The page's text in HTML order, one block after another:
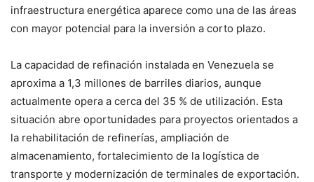
infraestructura energética aparece como una de las áreas
con mayor potencial para la inversión a corto plazo.
La capacidad de refinación instalada en Venezuela se
aproxima a 1,3 millones de barriles diarios, aunque
actualmente opera a cerca del 35 % de utilización. Esta
situación abre oportunidades para proyectos orientados a
la rehabilitación de refinerías, ampliación de
almacenamiento, fortalecimiento de la logística de
transporte y modernización de terminales de exportación.